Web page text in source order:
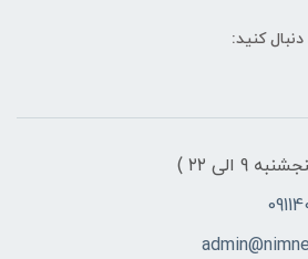
کنید:
الی ۲۲ )